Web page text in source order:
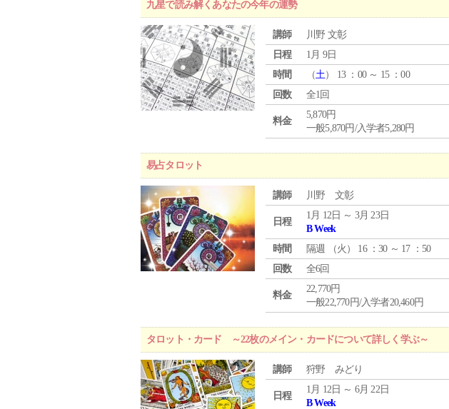
九星で読み解くあなたの今年の運勢
講師
川野 文彰
日程
1月 9日
時間
（土） 13 ：00 ～ 15 ：00
回数
全1回
料金
5,870円
一般5,870円/入学者5,280円
易占タロット
講師 川野 文彰
日程
1月 12日 ～ 3月 23日
B Week
時間
隔週 （火 ） 16 ：30 ～ 17 ：50
回数
全6回
料金
22,770円
一般22,770円/入学者20,460円
タロット・カード ～22枚のメイン・カードについて詳しく学ぶ～
講師 狩野 みどり
日程
1月 12日 ～ 6月 22日
B Week